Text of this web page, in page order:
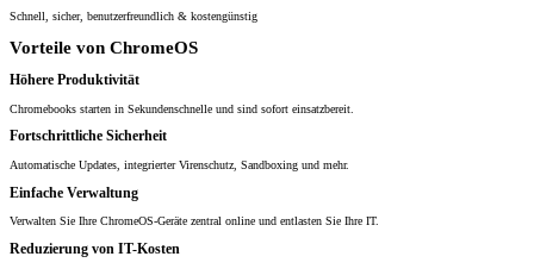
Schnell, sicher, benutzerfreundlich & kostengünstig
Vorteile von ChromeOS
Höhere Produktivität
Chromebooks starten in Sekundenschnelle und sind sofort einsatzbereit.
Fortschrittliche Sicherheit
Automatische Updates, integrierter Virenschutz, Sandboxing und mehr.
Einfache Verwaltung
Verwalten Sie Ihre ChromeOS-Geräte zentral online und entlasten Sie Ihre IT.
Reduzierung von IT-Kosten